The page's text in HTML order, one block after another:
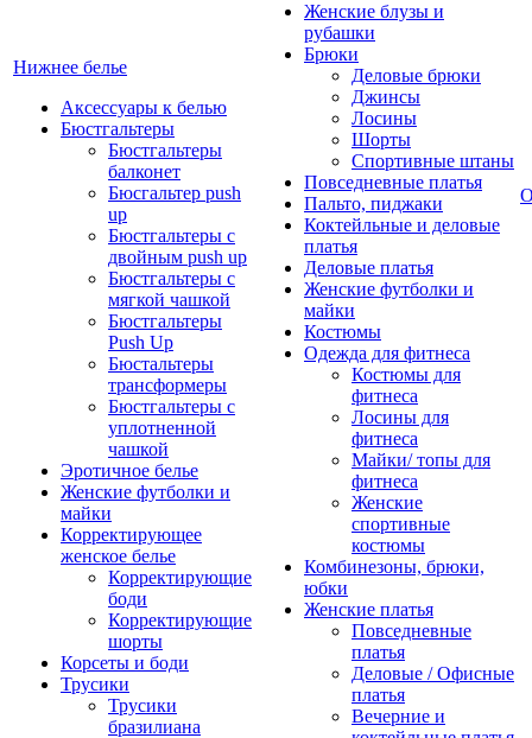
Нижнее белье
Аксессуары к белью
Бюстгальтеры
Бюстгальтеры
балконет
Бюсгальтер push
up
Бюстгальтеры с
двойным push up
Бюстгальтеры с
мягкой чашкой
Бюстгальтеры
Push Up
Бюстальтеры
трансформеры
Бюстгальтеры с
уплотненной
чашкой
Эротичное белье
Женские футболки и
майки
Корректирующее
женское белье
Корректирующие
боди
Корректирующие
шорты
Корсеты и боди
Трусики
Трусики
бразилиана
Женские блузы и
рубашки
Брюки
Деловые брюки
Джинсы
Лосины
Шорты
Спортивные штаны
Повседневные платья
Пальто, пиджаки
Коктейльные и деловые
платья
Деловые платья
Женские футболки и
майки
Костюмы
Одежда для фитнеса
Костюмы для
фитнеса
Лосины для
фитнеса
Майки/ топы для
фитнеса
Женские
спортивные
костюмы
Комбинезоны, брюки,
юбки
Женские платья
Повседневные
платья
Деловые / Офисные
платья
Вечерние и